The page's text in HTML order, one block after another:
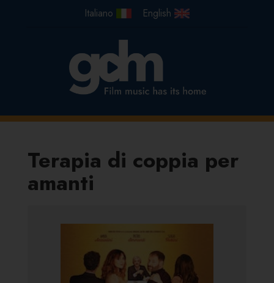
Terapia di coppia per
amanti